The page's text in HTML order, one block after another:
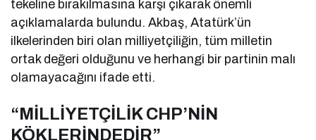
tekeline bırakılmasına karşı çıkarak önemli
açıklamalarda bulundu. Akbaş, Atatürk’ün
ilkelerinden biri olan milliyetçiliğin, tüm milletin
ortak değeri olduğunu ve herhangi bir partinin malı
olamayacağını ifade etti.
“MİLLİYETÇİLİK CHP’NİN
KÖKLERİNDEDİR”